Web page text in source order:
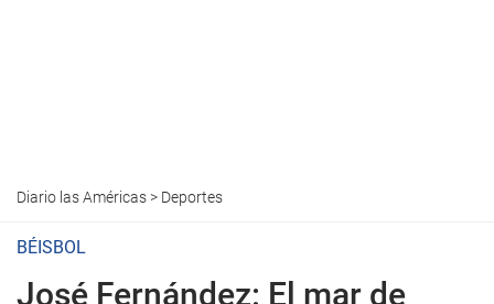
Diario las Américas> Deportes
BÉISBOL
José Fernández: El mar de